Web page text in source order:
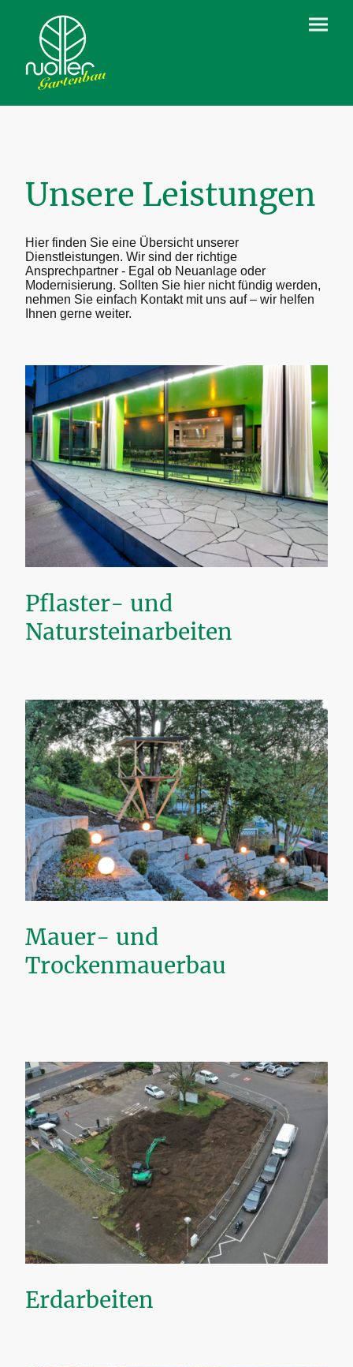
Unsere Leistungen
Hier finden Sie eine Übersicht unserer
Dienstleistungen. Wir sind der richtige
Ansprechpartner - Egal ob Neuanlage oder
Modernisierung. Sollten Sie hier nicht fündig werden,
nehmen Sie einfach Kontakt mit uns auf – wir helfen
Ihnen gerne weiter.
Pflaster- und
Natursteinarbeiten
Mauer- und
Trockenmauerbau
Erdarbeiten